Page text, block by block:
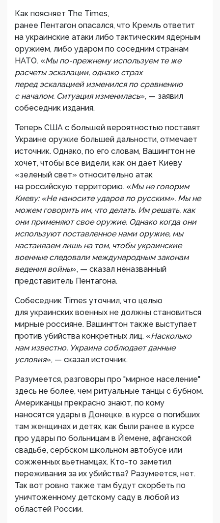
Как поясняет The Times,
ранее Пентагон опасался, что Кремль ответит
на украинские атаки либо тактическим ядерным
оружием, либо ударом по соседним странам
НАТО. «Мы по-прежнему используем те же
расчеты эскалации, однако страх
перед эскалацией изменился по сравнению
с началом. Ситуация изменилась», — заявил
собеседник издания.
Теперь США с большей вероятностью поставят
Украине оружие большей дальности, отмечает
источник. Однако, по его словам, Вашингтон не
хочет, чтобы все видели, как он дает Киеву
«зеленый свет» относительно атак
на российскую территорию. «Мы не говорим
Киеву: «Не наносите ударов по русским». Мы не
можем говорить им, что делать. Им решать, как
они применяют свое оружие. Однако когда они
используют поставленное нами оружие, мы
настаиваем лишь на том, чтобы украинские
военные следовали международным законам
ведения войны», — сказал неназванный
представитель Пентагона.
Собеседник Times уточнил, что целью
для украинских военных не должны становиться
мирные россияне. Вашингтон также выступает
против убийства конкретных лиц. «Насколько
нам известно, Украина соблюдает данные
условия», — сказал источник.
Разумеется, разговоры про "мирное население"
здесь не более, чем ритуальные танцы с бубном.
Американцы прекрасно знают, по кому
наносятся удары в Донецке, в курсе о погибших
там женщинах и детях, как были ранее в курсе
про удары по больницам в Йемене, афганской
свадьбе, сербском школьном автобусе или
сожженных вьетнамцах. Кто-то заметил
переживания за их убийства? Разумеется, нет.
Так вот ровно также там будут скорбеть по
уничтоженному детскому саду в любой из
областей России.